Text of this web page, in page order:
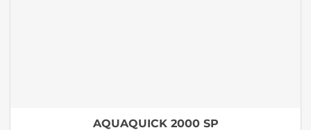
AQUAQUICK 2000 SP